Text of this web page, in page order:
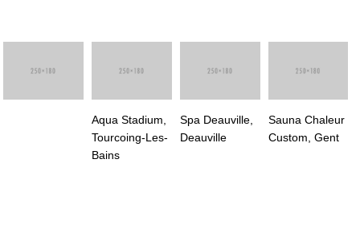
Aqua Stadium,
Tourcoing-Les-
Bains
Spa Deauville,
Deauville
Sauna Chaleur
Custom, Gent